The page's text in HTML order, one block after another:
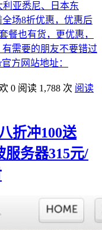
亚悉尼、日本东
场8折优惠，优惠后
餐也有货，更优惠，
需要的朋友不要错过
方网站地址：
0 阅读 1,788 次 阅读
折冲100送
服务器315元/